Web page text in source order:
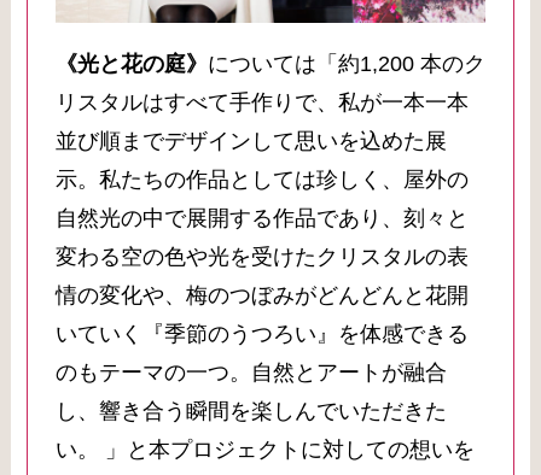
《光と花の庭》 については「約1,200 本のク
リスタルはすべて手作りで、私が一本一本
並び順までデザインして思いを込めた展
示。私たちの作品としては珍しく、屋外の
自然光の中で展開する作品であり、刻々と
変わる空の色や光を受けたクリスタルの表
情の変化や、梅のつぼみがどんどんと花開
いていく『季節のうつろい』を体感できる
のもテーマの一つ。自然とアートが融合
し、響き合う瞬間を楽しんでいただきた
い。 」と本プロジェクトに対しての想いを